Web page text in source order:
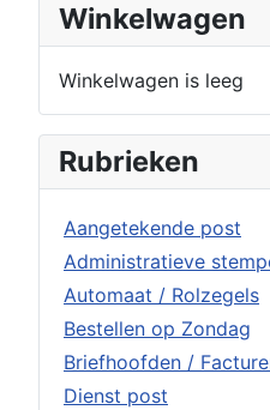
Winkelwagen
Winkelwagen is leeg
Rubrieken
Aangetekende post
Administratieve
Automaat / Rolzegels
Bestellen op Zondag
Briefhoofden /
Dienst post